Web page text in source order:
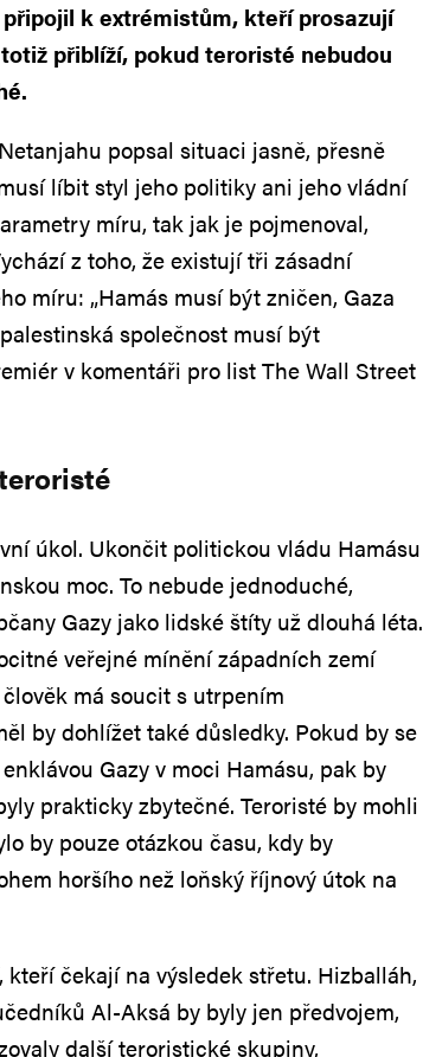
k extrémistům, kteří prosazují
přiblíží, pokud teroristé nebudou
popsal situaci jasně, přesně
líbit styl jeho politiky ani jeho vládní
míru, tak jak je pojmenoval,
z toho, že existují tři zásadní
míru: „Hamás musí být zničen, Gaza
společnost musí být
v komentáři pro list The Wall Street
úkol. Ukončit politickou vládu Hamásu
moc. To nebude jednoduché,
Gazy jako lidské štíty už dlouhá léta.
veřejné mínění západních zemí
má soucit s utrpením
by dohlížet také důsledky. Pokud by se
Gazy v moci Hamásu, pak by
prakticky zbytečné. Teroristé by mohli
by pouze otázkou času, kdy by
horšího než loňský říjnový útok na
čekají na výsledek střetu. Hizballáh,
Al-Aksá by byly jen předvojem,
další teroristické skupiny,